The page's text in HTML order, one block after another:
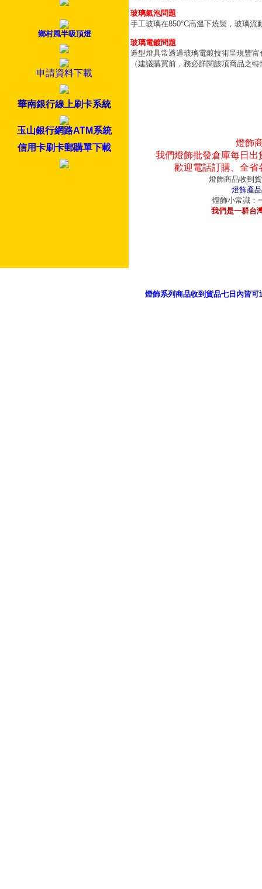
鄉村風半吸頂燈
申請資料下載
華南銀行線上刷卡系統
玉山銀行網路ATM系統
信用卡刷卡郵購單下載
玻璃氣泡問題
手工玻璃在850°C高溫下燒製，玻璃
玻璃電鍍問題
造型燈具常透過玻璃電鍍技術呈現豐
（建議購買前，務必詳閱該項商品之
燈飾
我們燈飾批發倉庫每日
歡迎電話訂購、全
燈飾商品收到
燈飾產
燈飾小常識：
我們是一群台
燈飾系列商品收到貨品七日內皆